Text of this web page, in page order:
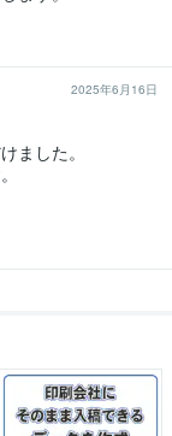
2025年6月16日
ました。